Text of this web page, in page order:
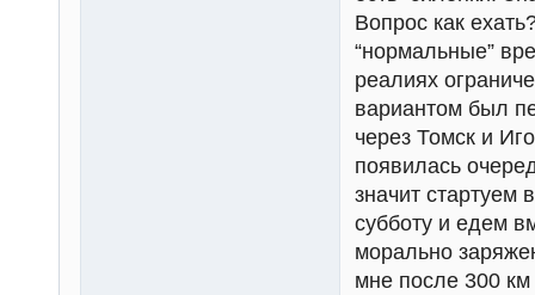
Вопрос как
“нормальные”
реалиях
вариантом был
через Томск и
появилась
значит стартуем
субботу и едем
морально
мне после 300 км